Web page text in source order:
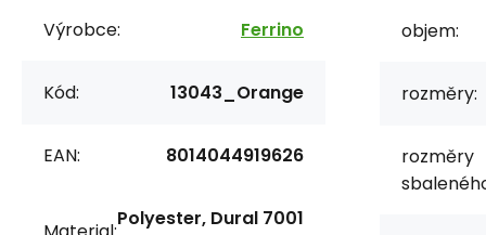
Výrobce: Ferrino
Kód: 13043_Orange
EAN: 8014044919626
Polyester, Dural 7001
objem:
rozměry:
rozměry